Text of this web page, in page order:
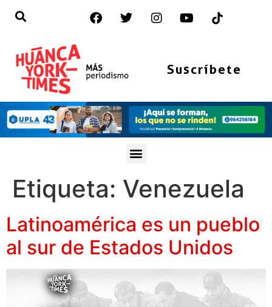
Suscríbete
Etiqueta: Venezuela
Latinoamérica es un pueblo
al sur de Estados Unidos